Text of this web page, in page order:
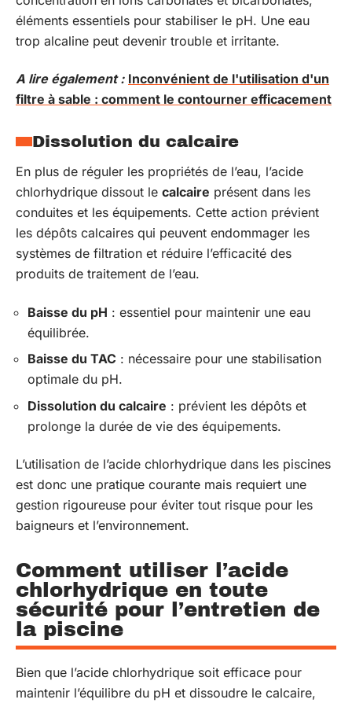
éléments essentiels pour stabiliser le pH. Une eau
trop alcaline peut devenir trouble et irritante.
A lire également : Inconvénient de l'utilisation d'un
filtre à sable : comment le contourner efficacement
Dissolution du calcaire
En plus de réguler les propriétés de l’eau, l’acide
chlorhydrique dissout le calcaire présent dans les
conduites et les équipements. Cette action prévient
les dépôts calcaires qui peuvent endommager les
systèmes de filtration et réduire l’efficacité des
produits de traitement de l’eau.
Baisse du pH : essentiel pour maintenir une eau
équilibrée.
Baisse du TAC : nécessaire pour une stabilisation
optimale du pH.
Dissolution du calcaire : prévient les dépôts et
prolonge la durée de vie des équipements.
L’utilisation de l’acide chlorhydrique dans les piscines
est donc une pratique courante mais requiert une
gestion rigoureuse pour éviter tout risque pour les
baigneurs et l’environnement.
Comment utiliser l’acide
chlorhydrique en toute
sécurité pour l’entretien de
la piscine
Bien que l’acide chlorhydrique soit efficace pour
maintenir l’équilibre du pH et dissoudre le calcaire,